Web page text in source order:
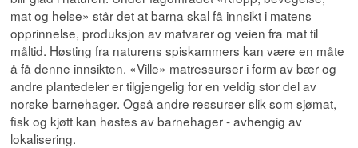
mat og helse» står det at barna skal få innsikt i matens
opprinnelse, produksjon av matvarer og veien fra mat til
måltid. Høsting fra naturens spiskammers kan være en måte
å få denne innsikten. «Ville» matressurser i form av bær og
andre plantedeler er tilgjengelig for en veldig stor del av
norske barnehager. Også andre ressurser slik som sjømat,
fisk og kjøtt kan høstes av barnehager - avhengig av
lokalisering.